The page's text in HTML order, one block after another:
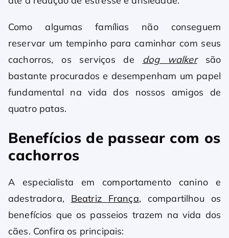
Como algumas famílias não conseguem
reservar um tempinho para caminhar com seus
cachorros, os serviços de dog walkersão
bastante procurados e desempenham um papel
fundamental na vida dos nossos amigos de
quatro patas.
Benefícios de passear com os
cachorros
A especialista em comportamento canino e
adestradora, Beatriz França, compartilhou os
benefícios que os passeios trazem na vida dos
cães. Confira os principais: